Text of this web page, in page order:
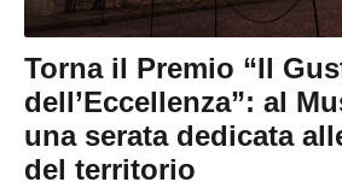
Torna il Premio “Il
dell’Eccellenza”: al
una serata dedicata
del territorio